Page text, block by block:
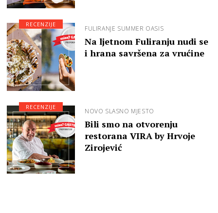
FULIRANJE SUMMER OASIS
Na ljetnom Fuliranju nudi se
i hrana savršena za vrućine
RECENZIJE
NOVO SLASNO MJESTO
Bili smo na otvorenju
restorana VIRA by Hrvoje
Zirojević
RECENZIJE